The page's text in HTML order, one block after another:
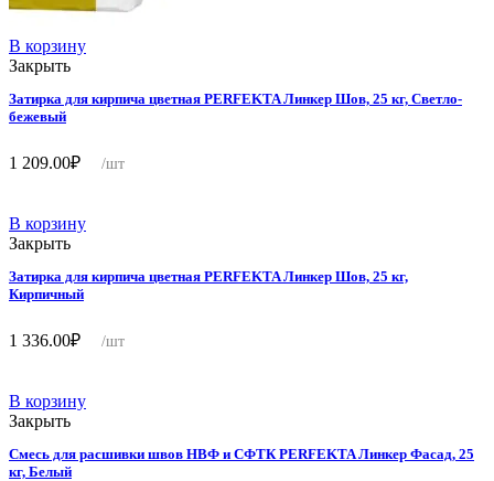
В корзину
Закрыть
Затирка для кирпича цветная PERFEKTA Линкер Шов, 25 кг, Светло-
бежевый
1 209.00₽ /шт
В корзину
Закрыть
Затирка для кирпича цветная PERFEKTA Линкер Шов, 25 кг,
Кирпичный
1 336.00₽ /шт
В корзину
Закрыть
Смесь для расшивки швов НВФ и СФТК PERFEKTA Линкер Фасад, 25
кг, Белый